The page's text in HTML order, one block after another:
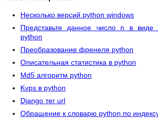
Несколько версий python windows
Представьте данное число n в виде
python
Преобразование френеля python
Описательная статистика в python
Md5 алгоритм python
Kvps в python
Django тег url
Обращение к словарю python по